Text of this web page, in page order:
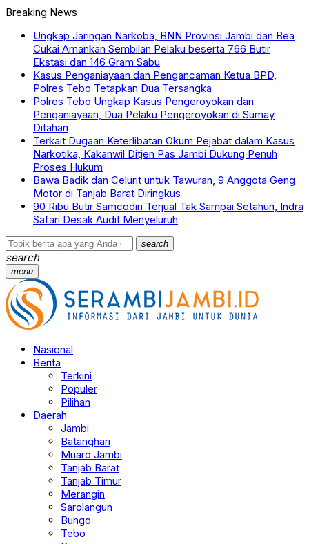
Breaking News
Ungkap Jaringan Narkoba, BNN Provinsi Jambi dan Bea
Cukai Amankan Sembilan Pelaku beserta 766 Butir
Ekstasi dan 146 Gram Sabu
Kasus Penganiayaan dan Pengancaman Ketua BPD,
Polres Tebo Tetapkan Dua Tersangka
Polres Tebo Ungkap Kasus Pengeroyokan dan
Penganiayaan, Dua Pelaku Pengeroyokan di Sumay
Ditahan
Terkait Dugaan Keterlibatan Okum Pejabat dalam Kasus
Narkotika, Kakanwil Ditjen Pas Jambi Dukung Penuh
Proses Hukum
Bawa Badik dan Celurit untuk Tawuran, 9 Anggota Geng
Motor di Tanjab Barat Diringkus
90 Ribu Butir Samcodin Terjual Tak Sampai Setahun, Indra
Safari Desak Audit Menyeluruh
search
search
menu
Nasional
Berita
Terkini
Populer
Pilihan
Daerah
Jambi
Batanghari
Muaro Jambi
Tanjab Barat
Tanjab Timur
Merangin
Sarolangun
Bungo
Tebo